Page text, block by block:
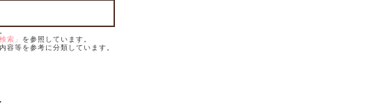
索」 を参照しています。
容等を参考に分類しています。